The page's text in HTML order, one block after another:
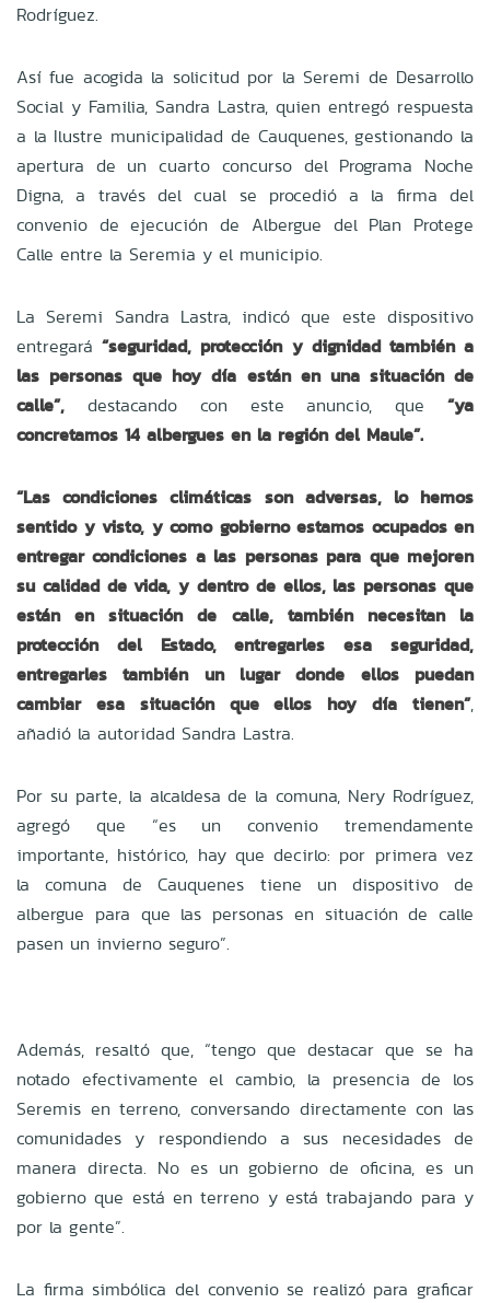
Rodríguez.
Así fue acogida la solicitud por la Seremi de Desarrollo
Social y Familia, Sandra Lastra, quien entregó respuesta
a la Ilustre municipalidad de Cauquenes, gestionando la
apertura de un cuarto concurso del Programa Noche
Digna, a través del cual se procedió a la firma del
convenio de ejecución de Albergue del Plan Protege
Calle entre la Seremia y el municipio.
La Seremi Sandra Lastra, indicó que este dispositivo
entregará “seguridad, protección y dignidad también a
las personas que hoy día están en una situación de
calle”, destacando con este anuncio, que “ya
concretamos 14 albergues en la región del Maule”.
“Las condiciones climáticas son adversas, lo hemos
sentido y visto, y como gobierno estamos ocupados en
entregar condiciones a las personas para que mejoren
su calidad de vida, y dentro de ellos, las personas que
están en situación de calle, también necesitan la
protección del Estado, entregarles esa seguridad,
entregarles también un lugar donde ellos puedan
cambiar esa situación que ellos hoy día tienen”,
añadió la autoridad Sandra Lastra.
Por su parte, la alcaldesa de la comuna, Nery Rodríguez,
agregó que “es un convenio tremendamente
importante, histórico, hay que decirlo: por primera vez
la comuna de Cauquenes tiene un dispositivo de
albergue para que las personas en situación de calle
pasen un invierno seguro”.
Además, resaltó que, “tengo que destacar que se ha
notado efectivamente el cambio, la presencia de los
Seremis en terreno, conversando directamente con las
comunidades y respondiendo a sus necesidades de
manera directa. No es un gobierno de oficina, es un
gobierno que está en terreno y está trabajando para y
por la gente”.
La firma simbólica del convenio se realizó para graficar